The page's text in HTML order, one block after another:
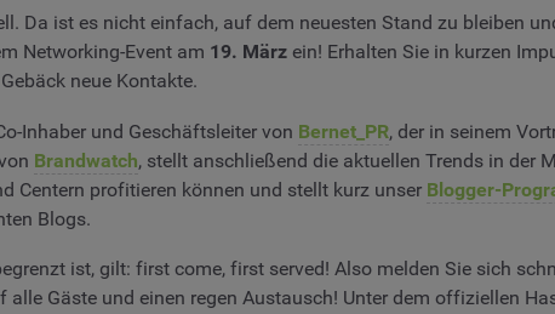
Da ist es nicht einfach, auf dem neuesten Stand zu bleiben
Networking-Event am 19. März ein! Erhalten Sie in kurzen
neue Kontakte.
Inhaber und Geschäftsleiter von Bernet_PR, der in seinem
Brandwatch, stellt anschließend die aktuellen Trends in der
Centern profitieren können und stellt kurz unser Blogger-
Blogs.
ist, gilt: first come, first served! Also melden Sie sich
alle Gäste und einen regen Austausch! Unter dem offiziellen